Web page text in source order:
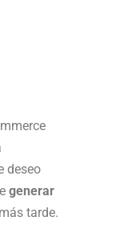
deseo
generar
tarde.